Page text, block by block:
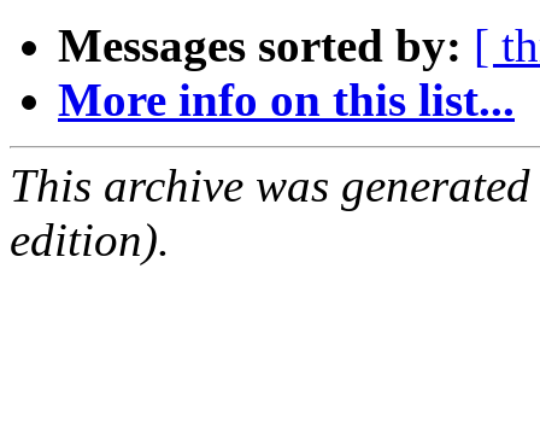
Messages sorted by: [
More info on this list...
This archive was
edition).